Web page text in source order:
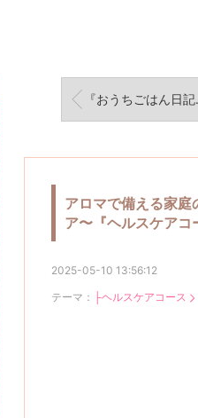
『おうちごはん日記～ヒレカツカレー&トマトサラダ☆4ワン大騒ぎの夕食タイム』
アロマで備える家
ア〜『ヘルスケアコ
2025-05-10 13:56:12
テーマ： ├ヘルスケアコース